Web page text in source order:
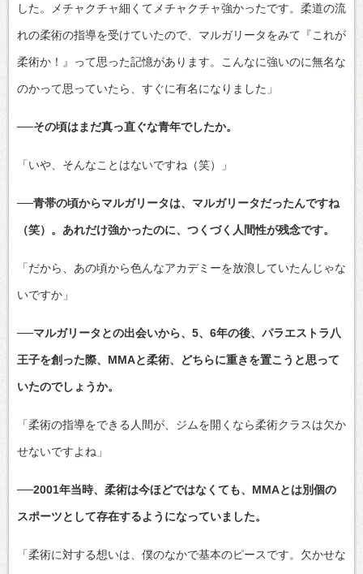
した。メチャクチャ細くてメチャクチャ強かったです。柔道の流
れの柔術の指導を受けていたので、マルガリータをみて『これが
柔術か！』って思った記憶があります。こんなに強いのに無名な
のかって思っていたら、すぐに有名になりました」
──その頃はまだ真っ直ぐな青年でしたか。
「いや、そんなことはないですね（笑）」
──青帯の頃からマルガリータは、マルガリータだったんですね
（笑）。あれだけ強かったのに、つくづく人間性が残念です。
「だから、あの頃から色んなアカデミーを放浪していたんじゃな
いですか」
──マルガリータとの出会いから、5、6年の後、パラエストラ八
王子を創った際、MMAと柔術、どちらに重きを置こうと思って
いたのでしょうか。
「柔術の指導をできる人間が、ジムを開くなら柔術クラスは欠か
せないですよね」
──2001年当時、柔術は今ほどではなくても、MMAとは別個の
スポーツとして存在するようになっていました。
「柔術に対する想いは、僕のなかで基本のピースです。欠かせな